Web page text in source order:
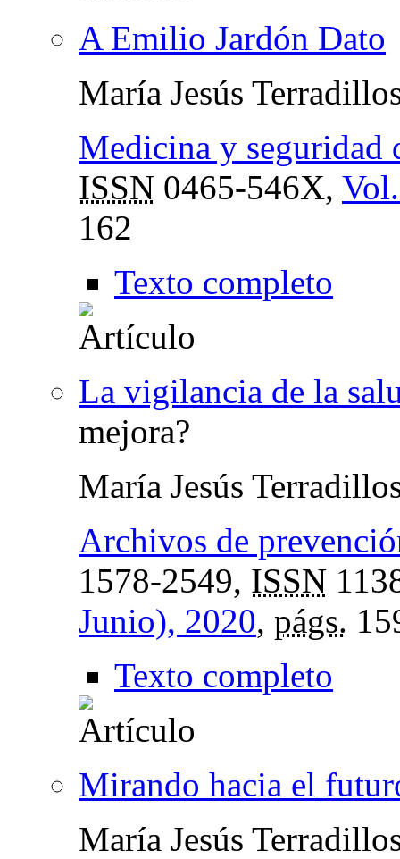
A Emilio Jardón Dato
María Jesús
Medicina y seguridad
ISSN 0465-546X,
162
Texto completo
La vigilancia de la
mejora?
María Jesús
Archivos de
1578-2549, ISSN
Junio), 2020, págs.
Texto completo
Mirando hacia el
María Jesús